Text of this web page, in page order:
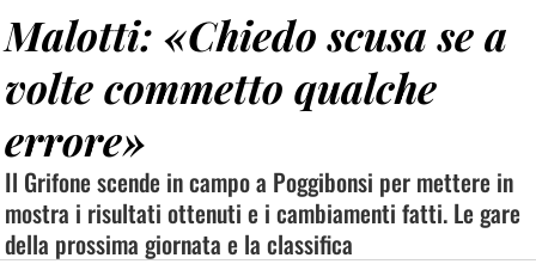
Malotti: «Chiedo scusa se a
volte commetto qualche
errore»
Il Grifone scende in campo a Poggibonsi per mettere in
mostra i risultati ottenuti e i cambiamenti fatti. Le gare
della prossima giornata e la classifica